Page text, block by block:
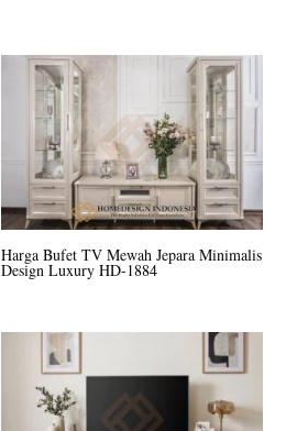
Harga Bufet TV Mewah Jepara Minimalis
Design Luxury HD-1884